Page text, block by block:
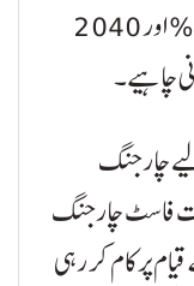
ہیں، جن کے مطابق 2030 تک 50% اور 2040
چارجنگ
فاسٹ چارجنگ
پر کام کر رہی